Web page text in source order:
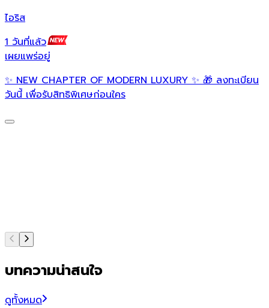
ไอริส
1 วันที่แล้ว
เผยแพร่อยู่
✨ NEW CHAPTER OF MODERN LUXURY ✨ 🎁 ลงทะเบียน
วันนี้ เพื่อรับสิทธิพิเศษก่อนใคร
บทความน่าสนใจ
ดูทั้งหมด